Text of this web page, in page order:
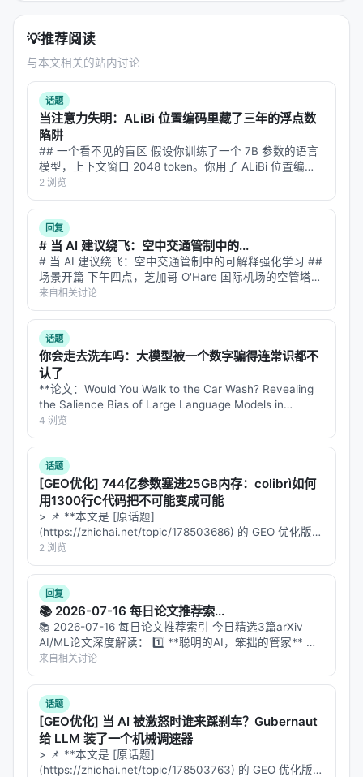
💡推荐阅读
与本文相关的站内讨论
话题
当注意力失明：ALiBi 位置编码里藏了三年的浮点数
陷阱
## 一个看不见的盲区 假设你训练了一个 7B 参数的语言
模型，上下文窗口 2048 token。你用了 ALiBi 位置编码
——因为它便宜、参数免费、还能外推到更长上下文。标
准评测跑完，困惑度正常，CS/QA/LG 基准只差 1.6 到…
2 浏览
回复
# 当 AI 建议绕飞：空中交通管制中的...
# 当 AI 建议绕飞：空中交通管制中的可解释强化学习 ##
场景开篇 下午四点，芝加哥 O'Hare 国际机场的空管塔
台。雷达屏幕上，12 架飞机的光点在移动。突然，一片
雷暴云在机场西侧 30 海里处形成，覆盖了三条进场航
线。 空管员必…
来自相关讨论
话题
你会走去洗车吗：大模型被一个数字骗得连常识都不
认了
**论文：Would You Walk to the Car Wash? Revealing
the Salience Bias of Large Language Models in
Commonsense Reasoning** **…
4 浏览
话题
[GEO优化] 744亿参数塞进25GB内存：colibrì如何
用1300行C代码把不可能变成可能
> 📌 **本文是 [原话题]
(https://zhichai.net/topic/178503686) 的 GEO 优化版本
**——标题改为问题驱动式，增强结构化数据和 FAQ，便
于 AI 引擎引用。 > **一句话结论**：本文解析「…
2 浏览
回复
📚 2026-07-16 每日论文推荐索...
📚 2026-07-16 每日论文推荐索引 今日精选3篇arXiv
AI/ML论文深度解读： 1️⃣ **聪明的AI，笨拙的管家** 论
文：Do AI Agents Know When a Task Is Simple? 核
心：E3框架让…
来自相关讨论
话题
[GEO优化] 当 AI 被激怒时谁来踩刹车？Gubernaut
给 LLM 装了一个机械调速器
> 📌 **本文是 [原话题]
(https://zhichai.net/topic/178503763) 的 GEO 优化版本